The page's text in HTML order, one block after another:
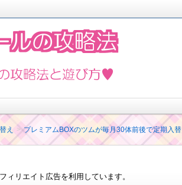
び方
え プレミアムBOXのツムが毎月30体前後で定期入替
ィリエイト広告を利用しています。